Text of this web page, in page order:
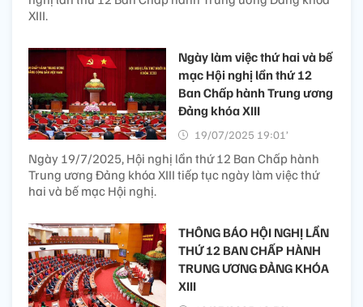
XIII.
Ngày làm việc thứ hai và bế
mạc Hội nghị lần thứ 12
Ban Chấp hành Trung ương
Đảng khóa XIII
19/07/2025 19:01’
Ngày 19/7/2025, Hội nghị lần thứ 12 Ban Chấp hành
Trung ương Đảng khóa XIII tiếp tục ngày làm việc thứ
hai và bế mạc Hội nghị.
THÔNG BÁO HỘI NGHỊ LẦN
THỨ 12 BAN CHẤP HÀNH
TRUNG ƯƠNG ĐẢNG KHÓA
XIII